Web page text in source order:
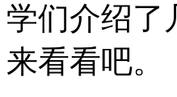
学们介绍了
来看看吧。